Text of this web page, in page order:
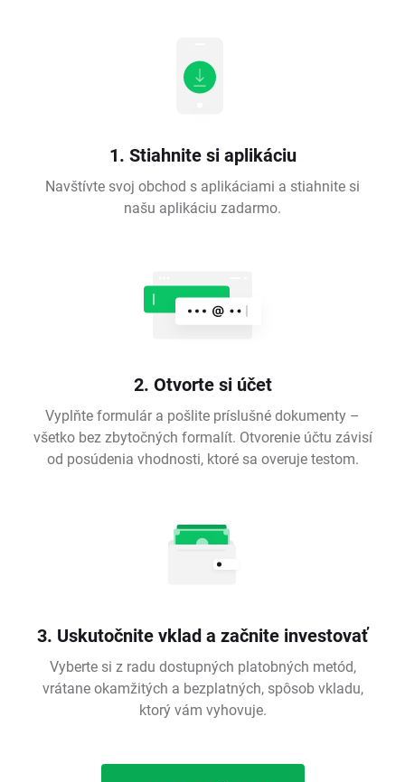
1. Stiahnite si aplikáciu
Navštívte svoj obchod s aplikáciami a stiahnite si
našu aplikáciu zadarmo.
2. Otvorte si účet
Vyplňte formulár a pošlite príslušné dokumenty –
všetko bez zbytočných formalít. Otvorenie účtu závisí
od posúdenia vhodnosti, ktoré sa overuje testom.
3. Uskutočnite vklad a začnite investovať
Vyberte si z radu dostupných platobných metód,
vrátane okamžitých a bezplatných, spôsob vkladu,
ktorý vám vyhovuje.